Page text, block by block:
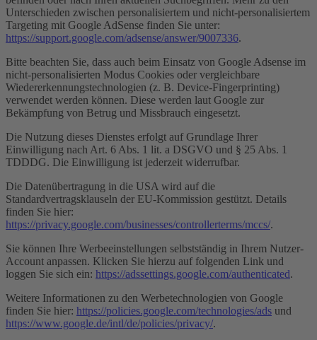
Unterschieden zwischen personalisiertem und nicht-personalisiertem
Targeting mit Google AdSense finden Sie unter:
https://support.google.com/adsense/answer/9007336.
Bitte beachten Sie, dass auch beim Einsatz von Google Adsense im
nicht-personalisierten Modus Cookies oder vergleichbare
Wiedererkennungstechnologien (z. B. Device-Fingerprinting)
verwendet werden können. Diese werden laut Google zur
Bekämpfung von Betrug und Missbrauch eingesetzt.
Die Nutzung dieses Dienstes erfolgt auf Grundlage Ihrer
Einwilligung nach Art. 6 Abs. 1 lit. a DSGVO und § 25 Abs. 1
TDDDG. Die Einwilligung ist jederzeit widerrufbar.
Die Datenübertragung in die USA wird auf die
Standardvertragsklauseln der EU-Kommission gestützt. Details
finden Sie hier:
https://privacy.google.com/businesses/controllerterms/mccs/.
Sie können Ihre Werbeeinstellungen selbstständig in Ihrem Nutzer-
Account anpassen. Klicken Sie hierzu auf folgenden Link und
loggen Sie sich ein: https://adssettings.google.com/authenticated.
Weitere Informationen zu den Werbetechnologien von Google
finden Sie hier: https://policies.google.com/technologies/ads und
https://www.google.de/intl/de/policies/privacy/.